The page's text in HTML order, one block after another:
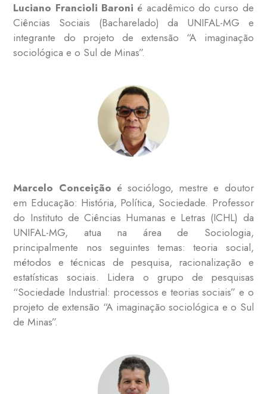
Luciano Francioli Baroni é acadêmico do curso de
Ciências Sociais (Bacharelado) da UNIFAL-MG e
integrante do projeto de extensão “A imaginação
sociológica e o Sul de Minas”.
Marcelo Conceição é sociólogo, mestre e doutor
em Educação: História, Política, Sociedade. Professor
do Instituto de Ciências Humanas e Letras (ICHL) da
UNIFAL-MG, atua na área de Sociologia,
principalmente nos seguintes temas: teoria social,
métodos e técnicas de pesquisa, racionalização e
estatísticas sociais. Lidera o grupo de pesquisas
“Sociedade Industrial: processos e teorias sociais” e o
projeto de extensão “A imaginação sociológica e o Sul
de Minas”.